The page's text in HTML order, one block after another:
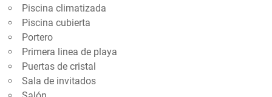
Piscina climatizada
Piscina cubierta
Portero
Primera linea de playa
Puertas de cristal
Sala de invitados